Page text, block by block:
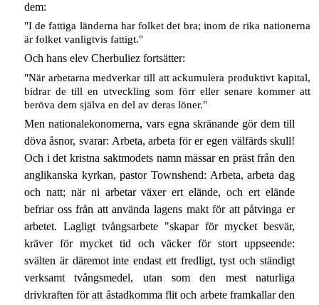
dem:
"I de fattiga länderna har folket det bra; inom de rika nationerna
är folket vanligtvis fattigt."
Och hans elev Cherbuliez fortsätter:
"När arbetarna medverkar till att ackumulera produktivt kapital,
bidrar de till en utveckling som förr eller senare kommer att
beröva dem själva en del av deras löner."
Men nationalekonomerna, vars egna skränande gör dem till
döva åsnor, svarar: Arbeta, arbeta för er egen välfärds skull!
Och i det kristna saktmodets namn mässar en präst från den
anglikanska kyrkan, pastor Townshend: Arbeta, arbeta dag
och natt; när ni arbetar växer ert elände, och ert elände
befriar oss från att använda lagens makt för att påtvinga er
arbetet. Lagligt tvångsarbete "skapar för mycket besvär,
kräver för mycket tid och väcker för stort uppseende:
svälten är däremot inte endast ett fredligt, tyst och ständigt
verksamt tvångsmedel, utan som den mest naturliga
drivkraften för att åstadkomma flit och arbete framkallar den